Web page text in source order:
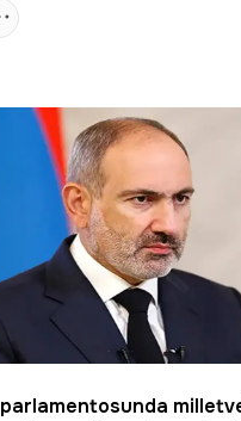
parlamentosunda